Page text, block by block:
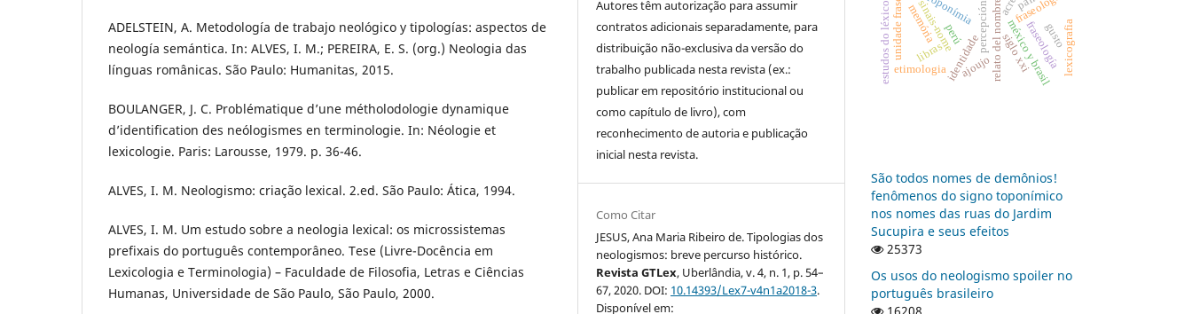
ADELSTEIN, A. Metodología de trabajo neológico y tipologías: aspectos de
neología semántica. In: ALVES, I. M.; PEREIRA, E. S. (org.) Neologia das
línguas românicas. São Paulo: Humanitas, 2015.
BOULANGER, J. C. Problématique d’une métholodologie dynamique
d’identification des neólogismes en terminologie. In: Néologie et
lexicologie. Paris: Larousse, 1979. p. 36-46.
ALVES, I. M. Neologismo: criação lexical. 2.ed. São Paulo: Ática, 1994.
ALVES, I. M. Um estudo sobre a neologia lexical: os microssistemas
prefixais do português contemporâneo. Tese (Livre-Docência em
Lexicologia e Terminologia) – Faculdade de Filosofia, Letras e Ciências
Humanas, Universidade de São Paulo, São Paulo, 2000.
Autores têm autorização para assumir
contratos adicionais separadamente, para
distribuição não-exclusiva da versão do
trabalho publicada nesta revista (ex.:
publicar em repositório institucional ou
como capítulo de livro), com
reconhecimento de autoria e publicação
inicial nesta revista.
Como Citar
JESUS, Ana Maria Ribeiro de. Tipologias dos
neologismos: breve percurso histórico.
Revista GTLex, Uberlândia, v. 4, n. 1, p. 54–
67, 2020. DOI: 10.14393/Lex7-v4n1a2018-3.
Disponível em:
sinais-nome
librasidentidade relato del nombresiglo xxi
méxico y brasil
etimologia
percepción fraseología
gusto
estudos do léxico ajoujo
memória acre
lexicografia
perú
São todos nomes de demônios!
fenômenos do signo toponímico
nos nomes das ruas do Jardim
Sucupira e seus efeitos
25373
Os usos do neologismo spoiler no
português brasileiro